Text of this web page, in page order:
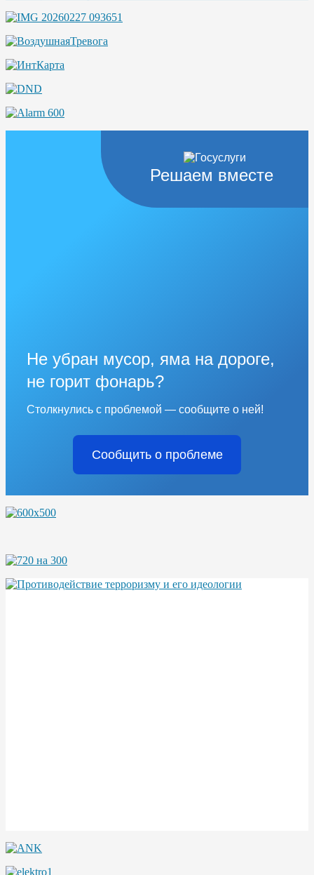
Решаем вместе
Не убран мусор, яма на дороге,
не горит фонарь?
Столкнулись с проблемой — сообщите о ней!
Сообщить о проблеме